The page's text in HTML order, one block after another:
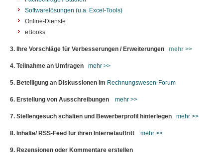
Softwarelösungen (u.a. Excel-Tools)
Online-Dienste
eBooks
3. Ihre Vorschläge für Verbesserungen / Erweiterungen mehr >>
4. Teilnahme an Umfragen mehr >>
5. Beteiligung an Diskussionen im Rechnungswesen-Forum
6. Erstellung von Ausschreibungen mehr >>
7. Stellengesuch schalten und Bewerberprofil hinterlegen mehr >>
8. Inhalte/ RSS-Feed für ihren Internetauftritt mehr >>
9. Rezensionen oder Kommentare erstellen